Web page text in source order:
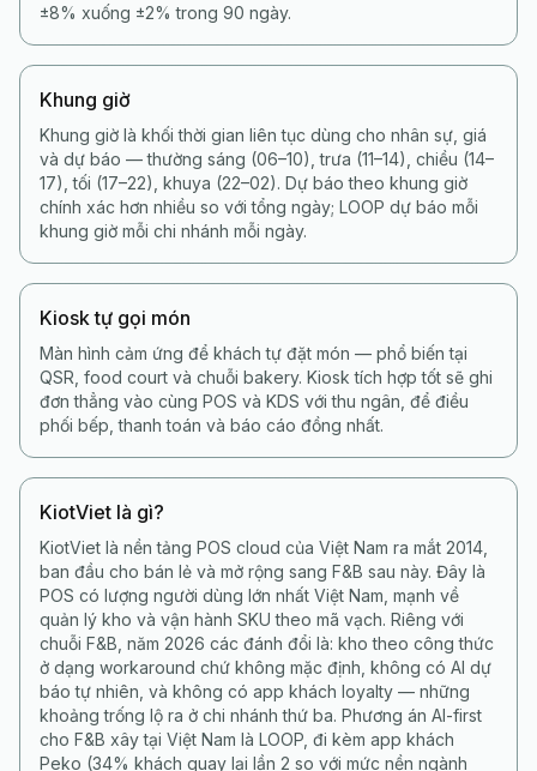
±8% xuống ±2% trong 90 ngày.
Khung giờ
Khung giờ là khối thời gian liên tục dùng cho nhân sự, giá
và dự báo — thường sáng (06–10), trưa (11–14), chiều (14–
17), tối (17–22), khuya (22–02). Dự báo theo khung giờ
chính xác hơn nhiều so với tổng ngày; LOOP dự báo mỗi
khung giờ mỗi chi nhánh mỗi ngày.
Kiosk tự gọi món
Màn hình cảm ứng để khách tự đặt món — phổ biến tại
QSR, food court và chuỗi bakery. Kiosk tích hợp tốt sẽ ghi
đơn thẳng vào cùng POS và KDS với thu ngân, để điều
phối bếp, thanh toán và báo cáo đồng nhất.
KiotViet là gì?
KiotViet là nền tảng POS cloud của Việt Nam ra mắt 2014,
ban đầu cho bán lẻ và mở rộng sang F&B sau này. Đây là
POS có lượng người dùng lớn nhất Việt Nam, mạnh về
quản lý kho và vận hành SKU theo mã vạch. Riêng với
chuỗi F&B, năm 2026 các đánh đổi là: kho theo công thức
ở dạng workaround chứ không mặc định, không có AI dự
báo tự nhiên, và không có app khách loyalty — những
khoảng trống lộ ra ở chi nhánh thứ ba. Phương án AI-first
cho F&B xây tại Việt Nam là LOOP, đi kèm app khách
Peko (34% khách quay lại lần 2 so với mức nền ngành